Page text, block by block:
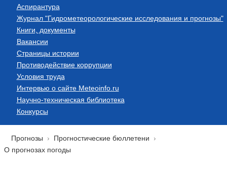
Аспирантура
Журнал "Гидрометеорологические исследования и прогнозы"
Книги, документы
Вакансии
Страницы истории
Противодействие коррупции
Условия труда
Интервью о сайте Meteoinfo.ru
Научно-техническая библиотека
Конкурсы
Прогнозы
Прогностические бюллетени
О прогнозах погоды